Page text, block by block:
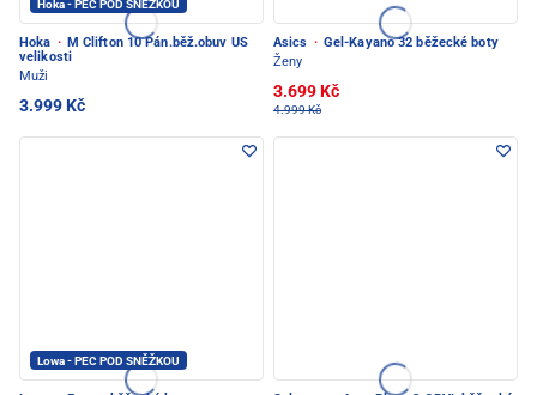
Hoka - PEC POD SNĚŽKOU
Hoka · M Clifton 10 Pán.běž.obuv US
velikosti
Muži
3.999 Kč
Asics · Gel-Kayano 32 běžecké boty
Ženy
3.699 Kč
4.999 Kč
Lowa - PEC POD SNĚŽKOU